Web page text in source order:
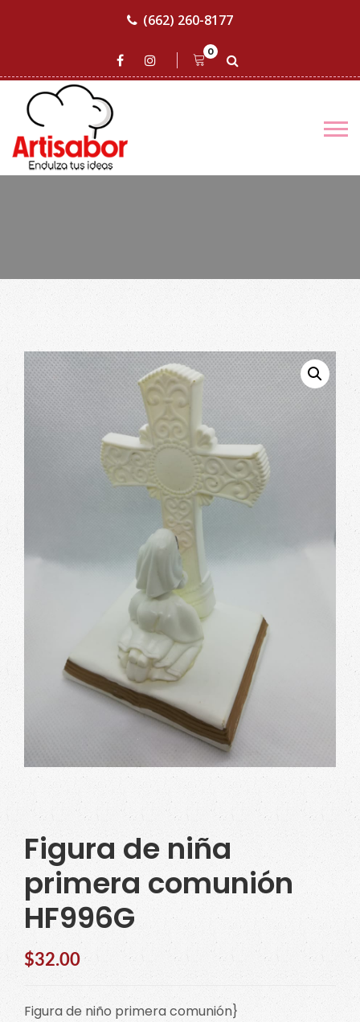
(662) 260-8177
0
Figura de niña
primera comunión
HF996G
$32.00
Figura de niño primera comunión}